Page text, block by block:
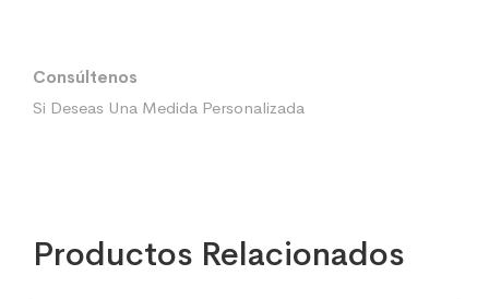
Consúltenos
Si Deseas Una Medida Personalizada
Productos Relacionados